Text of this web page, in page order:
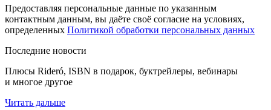
Предоставляя персональные данные по указанным
контактным данным, вы даёте своё согласие на условиях,
определенных Политикой обработки персональных данных
Последние новости
Плюсы Rideró, ISBN в подарок, буктрейлеры, вебинары
и многое другое
Читать дальше